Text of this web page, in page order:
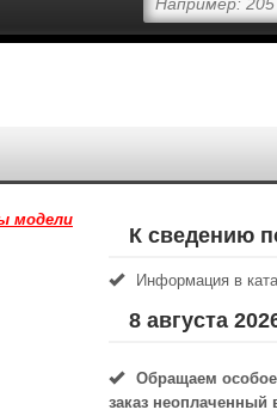
модели
К сведению
Информация в
8 августа
Обращаем
заказ неоплаченный